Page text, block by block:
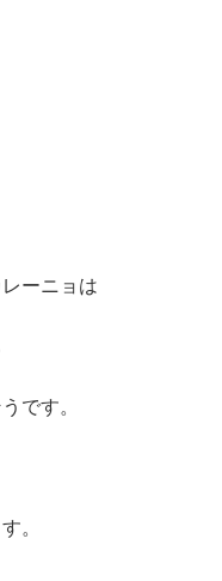
ーニョは
です。
。